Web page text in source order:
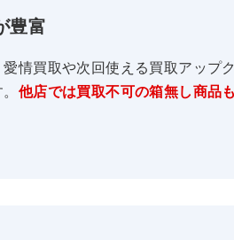
豊富
情買取や次回使える買取アップ
他店では買取不可の箱無し商品